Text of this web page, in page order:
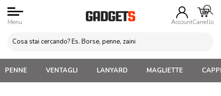
Menu AccountCarrello
PENNE VENTAGLI LANYARD MAGLIETTE